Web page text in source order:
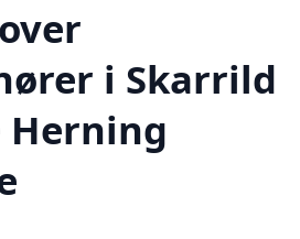
i Skarrild
Herning